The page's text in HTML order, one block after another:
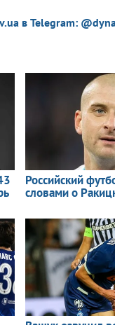
в Telegram: